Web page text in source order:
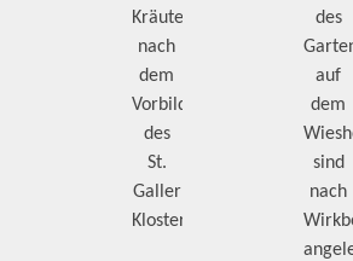
Kräutergarten
nach
dem
Vorbild
des
St.
Galler
Klosterplans
des
auf
dem
sind
nach